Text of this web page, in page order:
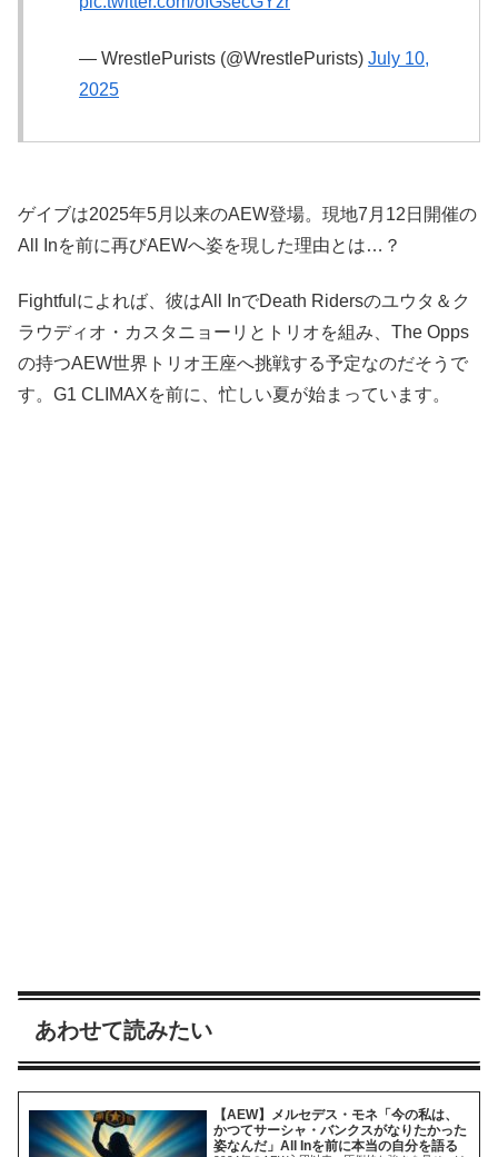
— WrestlePurists (@WrestlePurists) July 10,
2025
ゲイブは2025年5月以来のAEW登場。現地7月12日開催の
All Inを前に再びAEWへ姿を現した理由とは…？
Fightfulによれば、彼はAll InでDeath Ridersのユウタ＆ク
ラウディオ・カスタニョーリとトリオを組み、The Opps
の持つAEW世界トリオ王座へ挑戦する予定なのだそうで
す。G1 CLIMAXを前に、忙しい夏が始まっています。
あわせて読みたい
【AEW】メルセデス・モネ「今の私は、
かつてサーシャ・バンクスがなりたかった
姿なんだ」All Inを前に本当の自分を語る